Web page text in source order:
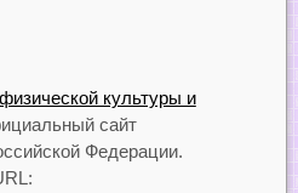
культуры и
сайт
Федерации.